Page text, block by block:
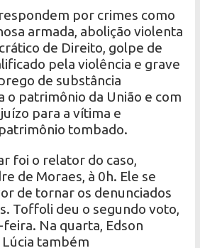
por crimes como
armada, abolição violenta
de Direito, golpe de
pela violência e grave
de substância
o patrimônio da União e com
para a vítima e
tombado.
foi o relator do caso,
de Moraes, à 0h. Ele se
de tornar os denunciados
Toffoli deu o segundo voto,
Na quarta, Edson
Lúcia também